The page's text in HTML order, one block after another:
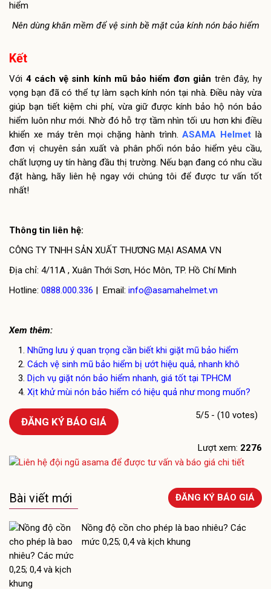
Nên dùng khăn mềm để vệ sinh bề mặt của kính nón bảo hiểm
Kết
Với 4 cách vệ sinh kính mũ bảo hiểm đơn giản trên đây, hy
vọng bạn đã có thể tự làm sạch kính nón tại nhà. Điều này vừa
giúp bạn tiết kiệm chi phí, vừa giữ được kính bảo hộ nón bảo
hiểm luôn như mới. Nhờ đó hỗ trợ tầm nhìn tối ưu hơn khi điều
khiển xe máy trên mọi chặng hành trình.ASAMA Helmet là
đơn vị chuyên sản xuất và phân phối nón bảo hiểm yêu cầu,
chất lượng uy tín hàng đầu thị trường. Nếu bạn đang có nhu cầu
đặt hàng, hãy liên hệ ngay với chúng tôi để được tư vấn tốt
nhất!
Thông tin liên hệ:
CÔNG TY TNHH SẢN XUẤT THƯƠNG MẠI ASAMA VN
Địa chỉ: 4/11A , Xuân Thới Sơn, Hóc Môn, TP. Hồ Chí Minh
Hotline: 0888.000.336 | Email: info@asamahelmet.vn
Xem thêm:
Những lưu ý quan trọng cần biết khi giặt mũ bảo hiểm
Cách vệ sinh mũ bảo hiểm bị ướt hiệu quả, nhanh khô
Dịch vụ giặt nón bảo hiểm nhanh, giá tốt tại TPHCM
Xịt khử mùi nón bảo hiểm có hiệu quả như mong muốn?
5/5 - (10 votes)
ĐĂNG KÝ BÁO GIÁ
Lượt xem: 2276
Bài viết mới ĐĂNG KÝ BÁO GIÁ
Nồng độ cồn cho phép là bao nhiêu? Các
mức 0,25; 0,4 và kịch khung